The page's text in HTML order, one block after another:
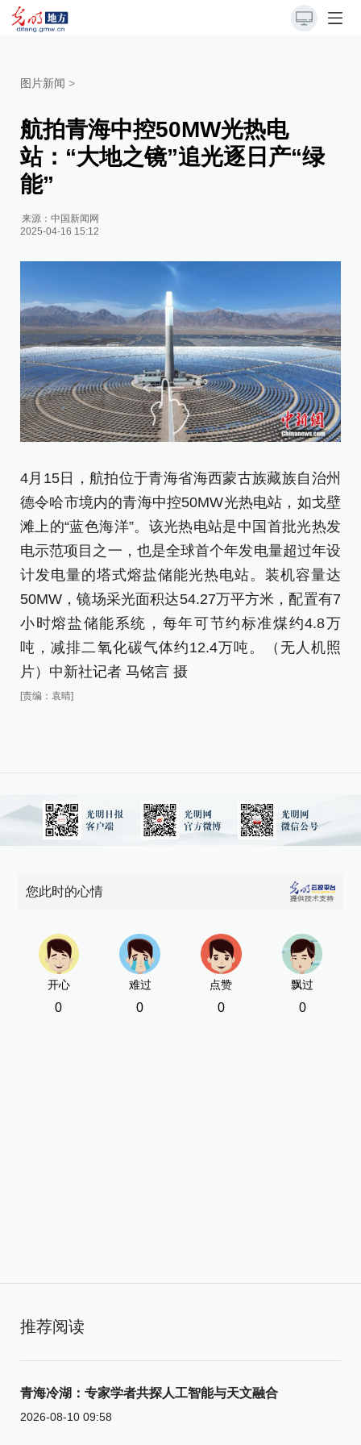
图片新闻 >
航拍青海中控50MW光热电
站：“大地之镜”追光逐日产“绿
能”
来源：中国新闻网
2025-04-16 15:12
4月15日，航拍位于青海省海西蒙古族藏族自治州
德令哈市境内的青海中控50MW光热电站，如戈壁
滩上的“蓝色海洋”。该光热电站是中国首批光热发
电示范项目之一，也是全球首个年发电量超过年设
计发电量的塔式熔盐储能光热电站。装机容量达
50MW，镜场采光面积达54.27万平方米，配置有7
小时熔盐储能系统，每年可节约标准煤约4.8万
吨，减排二氧化碳气体约12.4万吨。（无人机照
片）中新社记者 马铭言 摄
[责编：袁晴]
您此时的心情
开心
0
难过
0
点赞
0
飘过
0
推荐阅读
青海冷湖：专家学者共探人工智能与天文融合
2026-08-10 09:58